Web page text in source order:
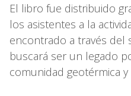
El libro fue distribuido
los asistentes a la
encontrado a través del
buscará ser un legado
comunidad geotérmica